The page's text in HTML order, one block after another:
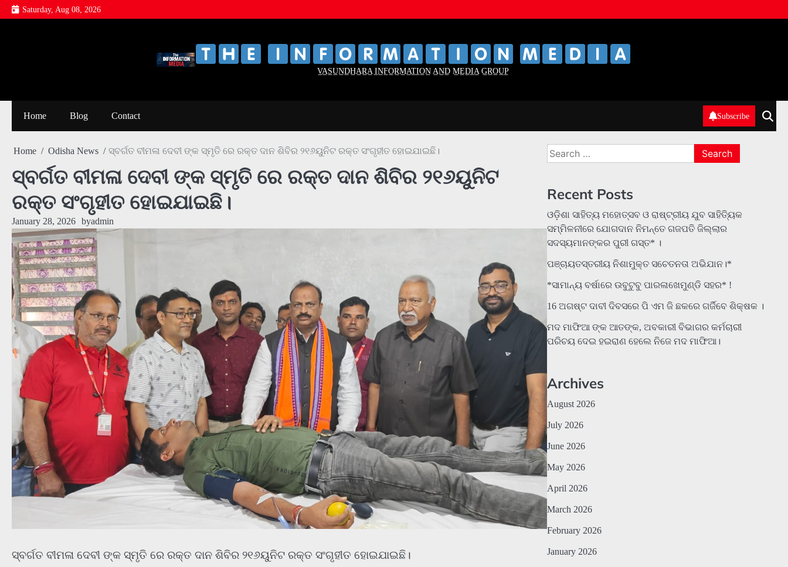
Skip
to
Saturday, Aug 08, 2026
V̲A̲S̲U̲N̲D̲H̲A̲R̲A̲ I̲N̲F̲O̲R̲M̲A̲T̲I̲O̲N̲ A̲N̲D̲ M̲E̲D̲I̲A̲ G̲R̲O̲U̲P̲
Home Blog Contact Subscribe
Home Odisha News ସ୍ବର୍ଗତ ବୀମଳା ଦେବୀ ଙ୍କ ସ୍ମୃତି ରେ ରକ୍ତ ଦାନ ଶିବିର ୨୧୬ୟୁନିଟ ରକ୍ତ ସଂଗୃହୀତ ହୋଇଯାଇଛି।
ସ୍ବର୍ଗତ ବୀମଳା ଦେବୀ ଙ୍କ ସ୍ମୃତି ରେ ରକ୍ତ ଦାନ ଶିବିର ୨୧୬ୟୁନିଟ
ରକ୍ତ ସଂଗୃହୀତ ହୋଇଯାଇଛି।
January 28, 2026 byadmin
ସ୍ବର୍ଗତ ବୀମଳା ଦେବୀ ଙ୍କ ସ୍ମୃତି ରେ ରକ୍ତ ଦାନ ଶିବିର ୨୧୬ୟୁନିଟ ରକ୍ତ ସଂଗୃହୀତ ହୋଇଯାଇଛି।
Search
for:
Recent Posts
ଓଡ଼ିଶା ସାହିତ୍ୟ ମହୋତ୍ସବ ଓ ରାଷ୍ଟ୍ରୀୟ ଯୁବ ସାହିତ୍ୟିକ
ସମ୍ମିଳନୀରେ ଯୋଗଦାନ ନିମନ୍ତେ ଗଜପତି ଜିଲ୍ଲାର
ସଦସ୍ୟମାନଙ୍କର ପୁରୀ ଗସ୍ତ* ।
ପଞ୍ଚାୟତସ୍ତରୀୟ ନିଶାମୁକ୍ତ ସଚେତନତା ଅଭିଯାନ।*
*ସାମାନ୍ୟ ବର୍ଷାରେ ଉବୁଟୁବୁ ପାରଳାଖେମୁଣ୍ଡି ସହର* !
16 ଅଗଷ୍ଟ ଦାବୀ ଦିବସରେ ପି ଏମ ଜି ଛକରେ ଗର୍ଜିବେ ଶିକ୍ଷକ ।
ମଦ ମାଫିଆ ଙ୍କ ଆତଙ୍କ, ଅବକାରୀ ବିଭାଗର କର୍ମଚାରୀ
ପରିଚୟ ଦେଇ ହଇରାଣ ହେଲେ ନିଜେ ମଦ ମାଫିଆ।
Archives
August 2026
July 2026
June 2026
May 2026
April 2026
March 2026
February 2026
January 2026